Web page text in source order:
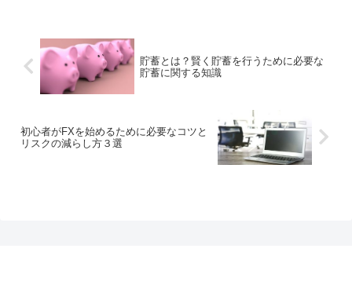
貯蓄とは？賢く貯蓄を行うために必要な
貯蓄に関する知識
初心者がFXを始めるために必要なコツと
リスクの減らし方３選